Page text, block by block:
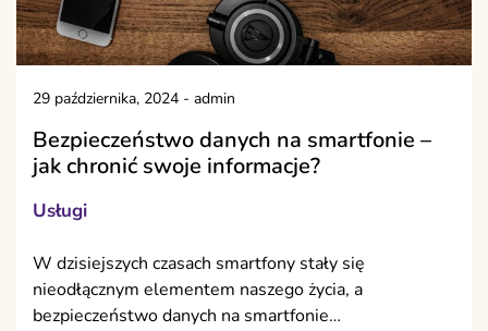
29 października, 2024 - admin
Bezpieczeństwo danych na smartfonie –
jak chronić swoje informacje?
Usługi
W dzisiejszych czasach smartfony stały się
nieodłącznym elementem naszego życia, a
bezpieczeństwo danych na smartfonie…